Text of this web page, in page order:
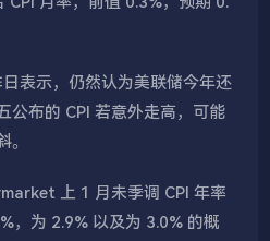
表示，仍然认为美联储今年还
公布的 CPI 若意外走高，可能
。
上 1 月未季调 CPI 年率
，为 2.9% 以及为 3.0% 的概